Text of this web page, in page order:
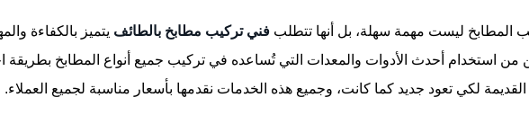
المطابخ ليست مهمة سهلة، بل أنها تتطلب فني تركيب مطابخ بالطائف يتميز بالكفاءة
من استخدام أحدث الأدوات والمعدات التي تُساعده في تركيب جميع أنواع المطابخ بطريقة
لكي تعود جديد كما كانت، وجميع هذه الخدمات نقدمها بأسعار مناسبة لجميع العملاء.